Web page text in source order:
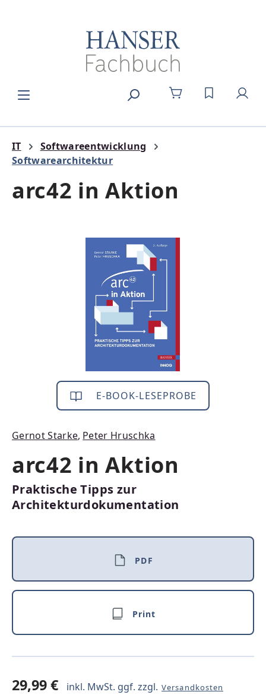
DU HAST 0
IT
Softwareentwicklung
Softwarearchitektur
arc42 in Aktion
Bildergalerie überspringen
E-BOOK-LESEPROBE
Gernot Starke, Peter Hruschka
arc42 in Aktion
Praktische Tipps zur
Architekturdokumentation
PDF
Print
29,99 € inkl. MwSt. ggf. zzgl. Versandkosten